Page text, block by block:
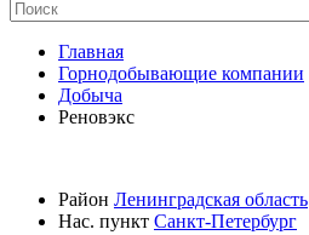
Главная
Горнодобывающие компании
Добыча
Реновэкс
Район Ленинградская область
Нас. пункт Санкт-Петербург